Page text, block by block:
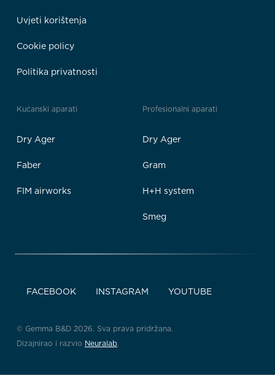
Uvjeti korištenja
Cookie policy
Politika privatnosti
Kućanski aparati
Dry Ager
Faber
FIM airworks
Profesionalni aparati
Dry Ager
Gram
H+H system
Smeg
FACEBOOK INSTAGRAM YOUTUBE
© Gemma B&D 2026. Sva prava pridržana.
Dizajnirao i razvio Neuralab.